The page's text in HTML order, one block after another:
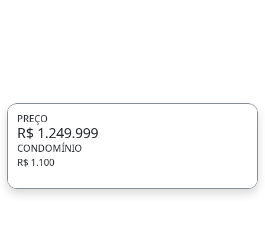
PREÇO
R$ 1.249.999
CONDOMÍNIO
R$ 1.100